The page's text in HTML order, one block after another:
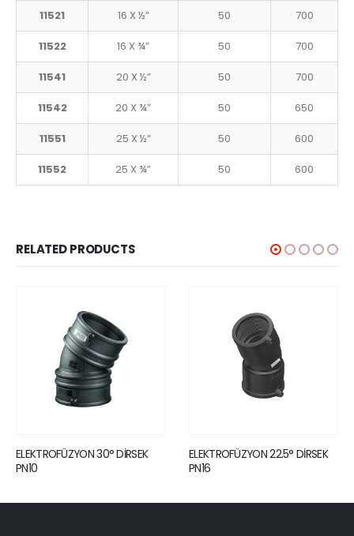
11521 16 X ½” 50 700
11522 16 X ¾” 50 700
11541 20 X ½” 50 700
11542 20 X ¾” 50 650
11551 25 X ½” 50 600
11552 25 X ¾” 50 600
RELATED PRODUCTS
DİRSEK
ELEKTROFÜZYON 22.5° DİRSEK
ELEKTROFÜZYON